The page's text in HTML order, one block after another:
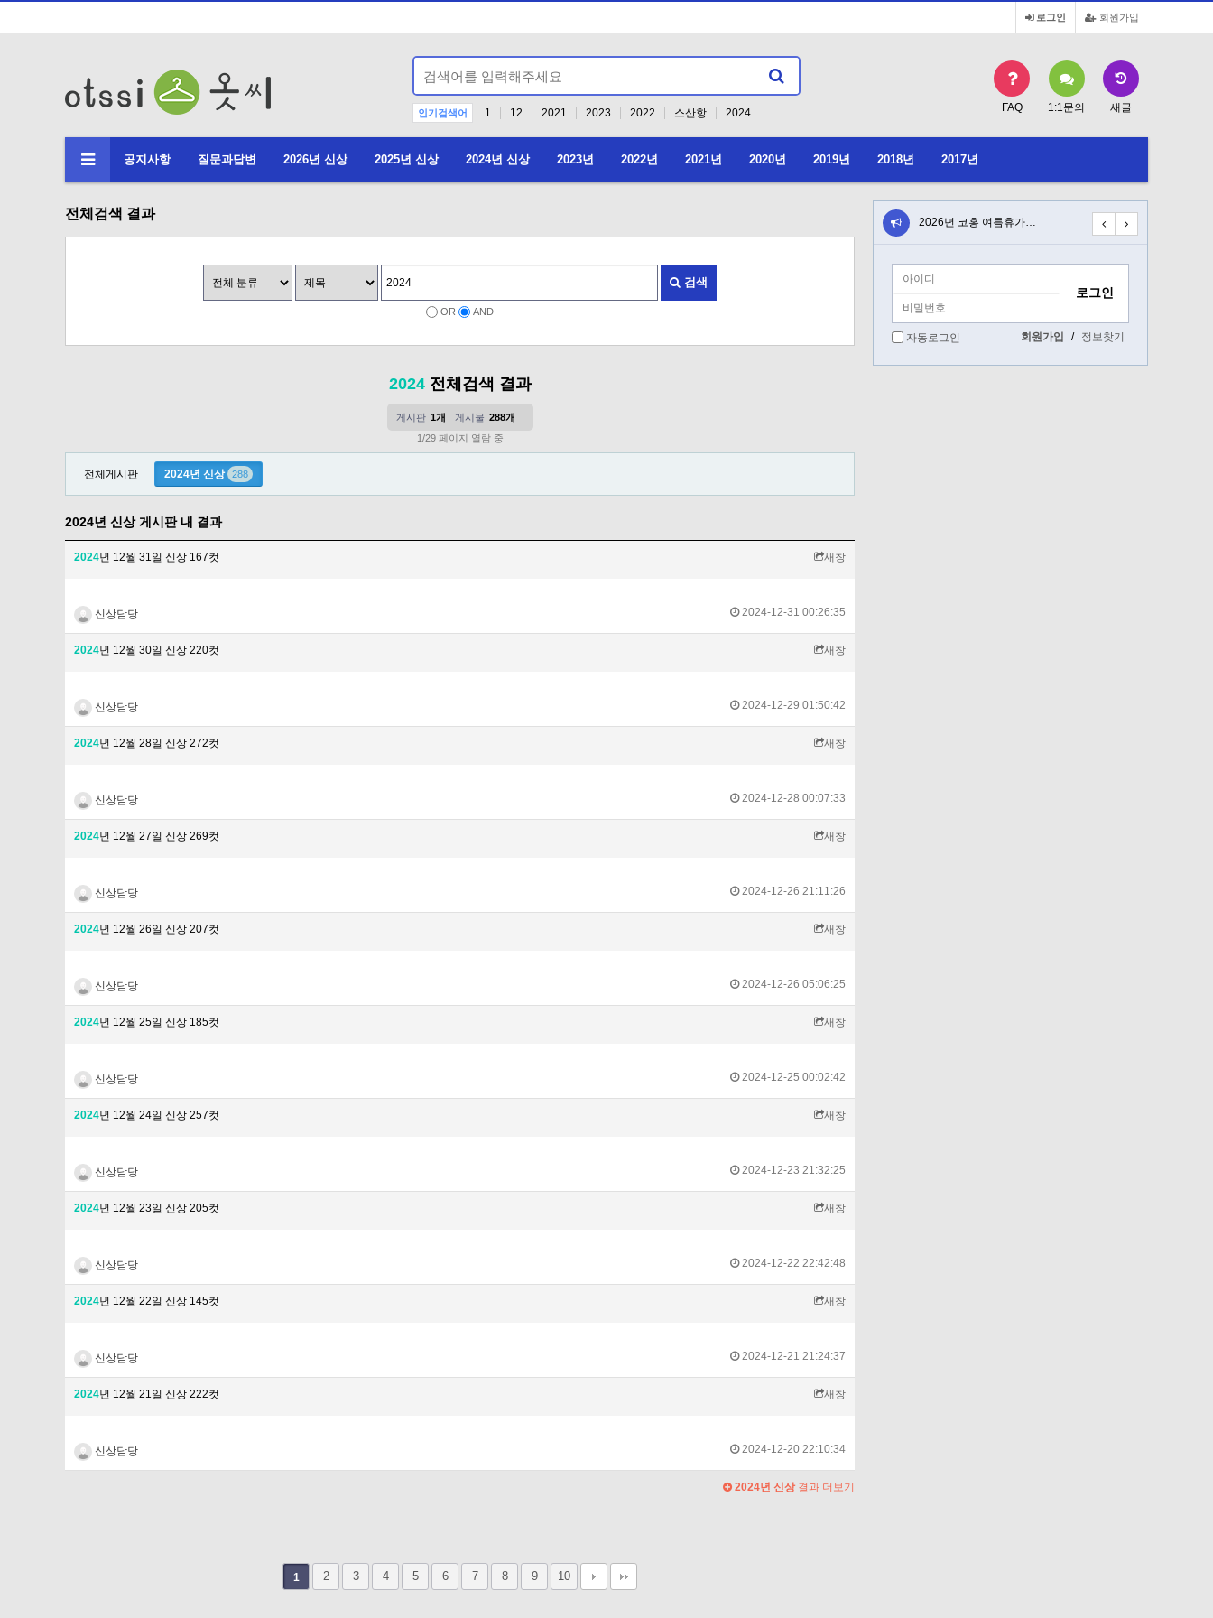
회원가입
로그인
인기검색어 1 12 2021 2023 2022 스산항 2024 FAQ 1:1문의 새글
공지사항 질문과답변 2026년 신상 2025년 신상 2024년 신상 2023년 2022년 2021년 2020년 2019년 2018년 2017년
전체검색 결과
검색
OR AND
2024전체검색 결과
게시판 1개 게시물 288개
1/29 페이지 열람 중
전체게시판 2024년 신상 288
2024년 신상 게시판 내 결과
2024년 12월 31일 신상 167컷 새창
신상담당 2024-12-31 00:26:35
2024년 12월 30일 신상 220컷 새창
신상담당 2024-12-29 01:50:42
2024년 12월 28일 신상 272컷 새창
신상담당 2024-12-28 00:07:33
2024년 12월 27일 신상 269컷 새창
신상담당 2024-12-26 21:11:26
2024년 12월 26일 신상 207컷 새창
신상담당 2024-12-26 05:06:25
2024년 12월 25일 신상 185컷 새창
신상담당 2024-12-25 00:02:42
2024년 12월 24일 신상 257컷 새창
신상담당 2024-12-23 21:32:25
2024년 12월 23일 신상 205컷 새창
신상담당 2024-12-22 22:42:48
2024년 12월 22일 신상 145컷 새창
신상담당 2024-12-21 21:24:37
2024년 12월 21일 신상 222컷 새창
신상담당 2024-12-20 22:10:34
2024년 신상결과 더보기
1 2 3 4 5 6 7 8 9 10
2026년 코홍 여름휴가… 2026년 6월 19일 …
자동로그인 회원가입 / 정보찾기